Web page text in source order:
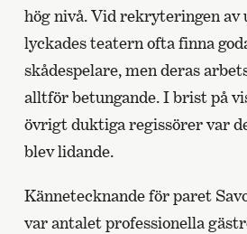
hög nivå. Vid rekryteringen av
lyckades teatern ofta finna
skådespelare, men deras
alltför betungande. I brist på
övrigt duktiga regissörer var
blev lidande.
Kännetecknande för paret
var antalet professionella